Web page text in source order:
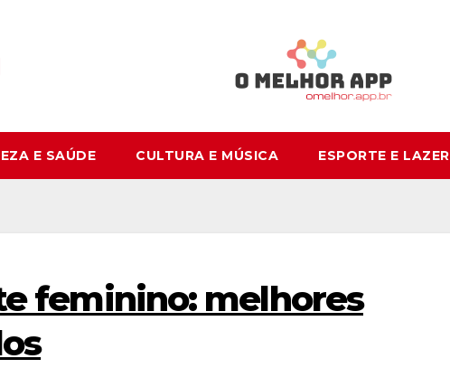
E SAÚDE CULTURA E MÚSICA ESPORTE E LAZER
feminino: melhores